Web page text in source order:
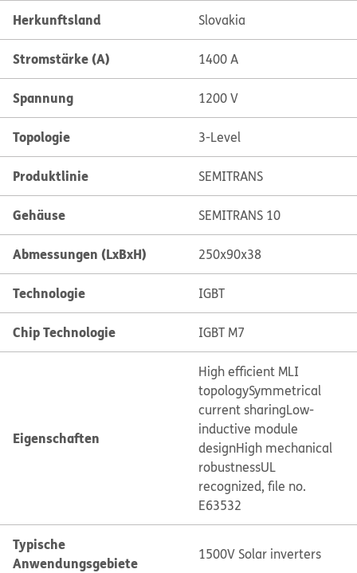
Herkunftsland Slovakia
Stromstärke (A) 1400 A
Spannung 1200 V
Topologie 3-Level
Produktlinie SEMITRANS
Gehäuse SEMITRANS 10
Abmessungen (LxBxH) 250x90x38
Technologie IGBT
Chip Technologie IGBT M7
Eigenschaften
High efficient MLI
topologySymmetrical
current sharingLow-
inductive module
designHigh mechanical
robustnessUL
recognized, file no.
E63532
Typische
Anwendungsgebiete
1500V Solar inverters